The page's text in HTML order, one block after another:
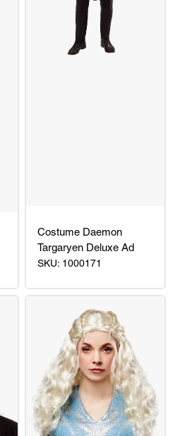
Costume
Targaryen
Costume Daemon
Targaryen Deluxe Ad
SKU: 1000171